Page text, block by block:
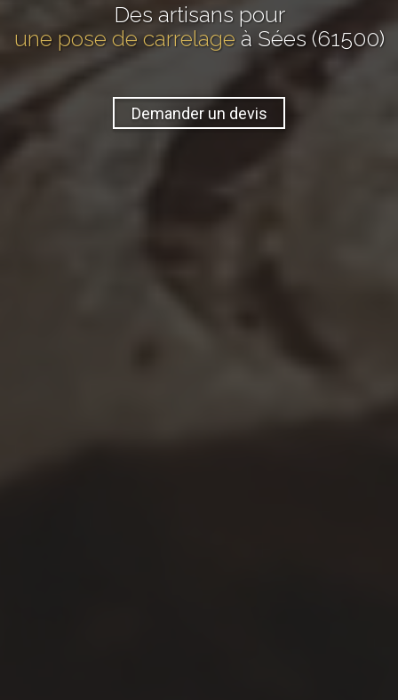
Des artisans pour
une pose de carrelage à Sées (61500)
Demander un devis